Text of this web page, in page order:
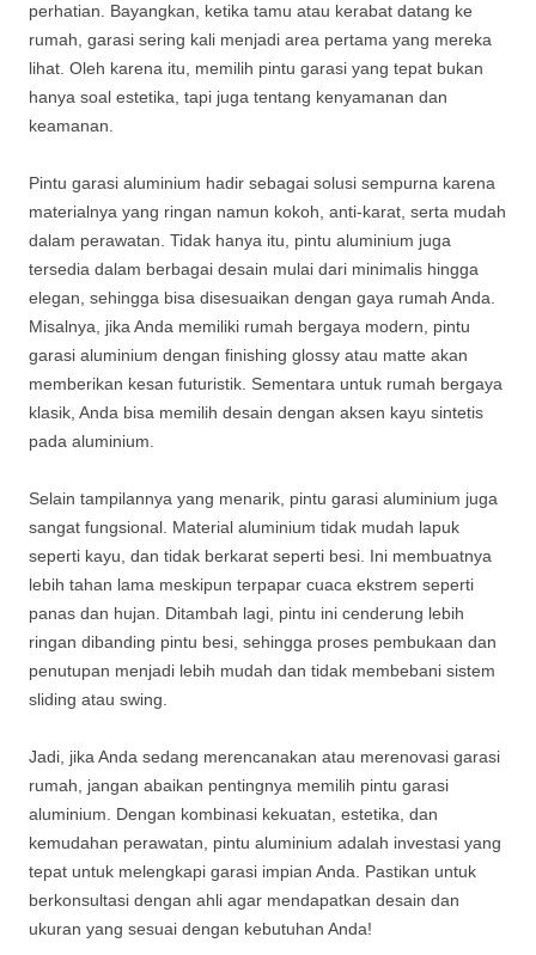
perhatian. Bayangkan, ketika tamu atau kerabat datang ke
rumah, garasi sering kali menjadi area pertama yang mereka
lihat. Oleh karena itu, memilih pintu garasi yang tepat bukan
hanya soal estetika, tapi juga tentang kenyamanan dan
keamanan.
Pintu garasi aluminium hadir sebagai solusi sempurna karena
materialnya yang ringan namun kokoh, anti-karat, serta mudah
dalam perawatan. Tidak hanya itu, pintu aluminium juga
tersedia dalam berbagai desain mulai dari minimalis hingga
elegan, sehingga bisa disesuaikan dengan gaya rumah Anda.
Misalnya, jika Anda memiliki rumah bergaya modern, pintu
garasi aluminium dengan finishing glossy atau matte akan
memberikan kesan futuristik. Sementara untuk rumah bergaya
klasik, Anda bisa memilih desain dengan aksen kayu sintetis
pada aluminium.
Selain tampilannya yang menarik, pintu garasi aluminium juga
sangat fungsional. Material aluminium tidak mudah lapuk
seperti kayu, dan tidak berkarat seperti besi. Ini membuatnya
lebih tahan lama meskipun terpapar cuaca ekstrem seperti
panas dan hujan. Ditambah lagi, pintu ini cenderung lebih
ringan dibanding pintu besi, sehingga proses pembukaan dan
penutupan menjadi lebih mudah dan tidak membebani sistem
sliding atau swing.
Jadi, jika Anda sedang merencanakan atau merenovasi garasi
rumah, jangan abaikan pentingnya memilih pintu garasi
aluminium. Dengan kombinasi kekuatan, estetika, dan
kemudahan perawatan, pintu aluminium adalah investasi yang
tepat untuk melengkapi garasi impian Anda. Pastikan untuk
berkonsultasi dengan ahli agar mendapatkan desain dan
ukuran yang sesuai dengan kebutuhan Anda!